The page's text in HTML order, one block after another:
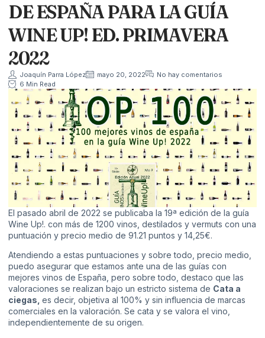
DE ESPAÑA PARA LA GUÍA
WINE UP! ED. PRIMAVERA
2022
Joaquín Parra López mayo 20, 2022
No hay comentarios
6 Min Read
El pasado abril de 2022 se publicaba la 19ª edición de la guía
Wine Up!. con más de 1200 vinos, destilados y vermuts con una
puntuación y precio medio de 91.21 puntos y 14,25€.
Atendiendo a estas puntuaciones y sobre todo, precio medio,
puedo asegurar que estamos ante una de las guías con
mejores vinos de España, pero sobre todo, destaco que las
valoraciones se realizan bajo un estricto sistema de Cata a
ciegas, es decir, objetiva al 100% y sin influencia de marcas
comerciales en la valoración. Se cata y se valora el vino,
independientemente de su origen.